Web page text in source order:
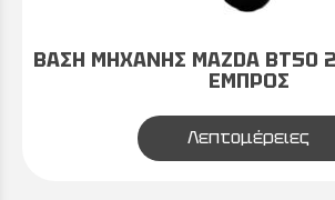
ΒΑΣΗ ΜΗΧΑΝΗΣ MAZDA ΒΤ50
ΕΜΠΡΟΣ
Λεπτομέρειες